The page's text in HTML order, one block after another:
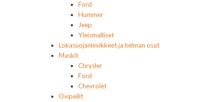
Ford
Hummer
Jeep
Yleismalliset
Lokasuojanlevikkeet ja helman osat
Maskit
Chrysler
Ford
Chevrolet
Ovipeilit